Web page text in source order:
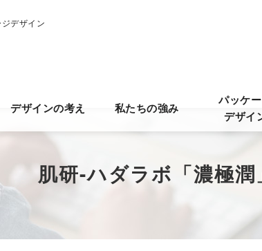
デザイン
デザインの考え 私たちの強み
パッケ
デザイ
肌研-ハダラボ「濃極